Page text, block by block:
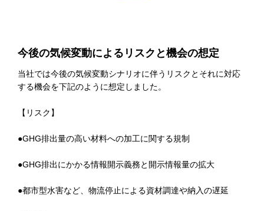
今後の気候変動によるリスクと機会の想定
当社では今後の気候変動シナリオに伴うリスクとそれに対応
する機会を下記のように想定しました。
【リスク】
●GHG排出量の高い材料への加工に関する規制
●GHG排出にかかる情報開示義務と開示情報量の拡大
●都市型水害など、物流停止による資材調達や納入の遅延